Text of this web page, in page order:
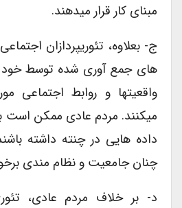
مبنای کار قرار میدهند.
ج- بعلاوه، تئوریپردازان
های جمع آوری شده توسط خود و
واقعیتها و روابط اجتماعی
میکنند. مردم عادی ممکن است
داده هایی در چنته داشته باشند
چنان جامعیت و نظام مندی
د- بر خلاف مردم عادی،